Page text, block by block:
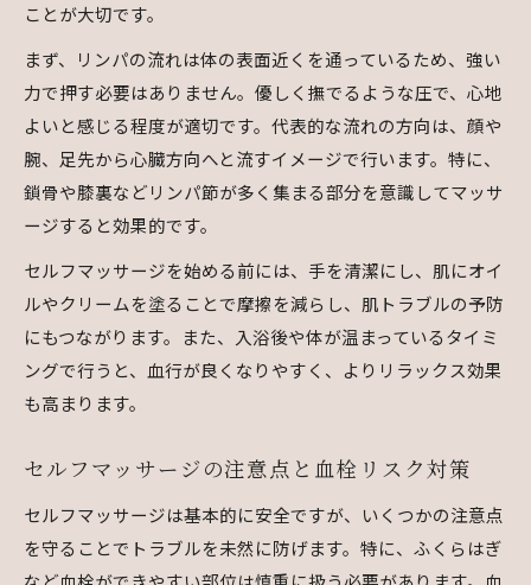
ことが大切です。
まず、リンパの流れは体の表面近くを通っているため、強い
力で押す必要はありません。優しく撫でるような圧で、心地
よいと感じる程度が適切です。代表的な流れの方向は、顔や
腕、足先から心臓方向へと流すイメージで行います。特に、
鎖骨や膝裏などリンパ節が多く集まる部分を意識してマッサ
ージすると効果的です。
セルフマッサージを始める前には、手を清潔にし、肌にオイ
ルやクリームを塗ることで摩擦を減らし、肌トラブルの予防
にもつながります。また、入浴後や体が温まっているタイミ
ングで行うと、血行が良くなりやすく、よりリラックス効果
も高まります。
セルフマッサージの注意点と血栓リスク対策
セルフマッサージは基本的に安全ですが、いくつかの注意点
を守ることでトラブルを未然に防げます。特に、ふくらはぎ